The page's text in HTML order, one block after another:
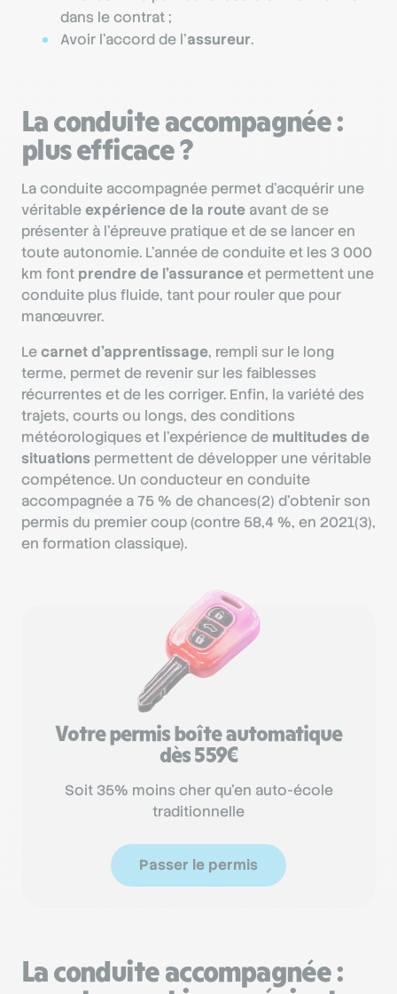
dans le contrat ;
Avoir l’accord de l’assureur.
La conduite accompagnée :
plus efficace ?
La conduite accompagnée permet d’acquérir une
véritableexpérience de la route avant de se
présenter à l’épreuve pratique et de se lancer en
toute autonomie. L’année de conduite et les 3 000
km font prendre de l’assuranceet permettent une
conduite plus fluide, tant pour rouler que pour
manœuvrer.
Lecarnet d’apprentissage, rempli sur le long
terme, permet de revenir sur les faiblesses
récurrentes et de les corriger. Enfin, la variété des
trajets, courts ou longs, des conditions
météorologiques et l’expérience de multitudes de
situations permettent de développer une véritable
compétence. Un conducteur en conduite
accompagnée a 75 % de chances(2) d’obtenir son
permis du premier coup (contre 58,4 %, en 2021(3),
en formation classique).
Votre permis boîte automatique
dès 559€
Soit 35% moins cher qu'en auto-école
traditionnelle
Passer le permis
La conduite accompagnée :